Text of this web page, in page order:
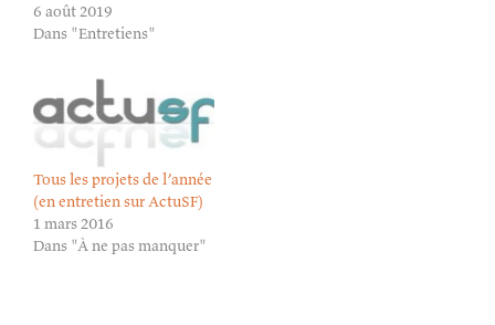
6 août 2019
Dans "Entretiens"
Tous les projets de l’année
(en entretien sur ActuSF)
1 mars 2016
Dans "À ne pas manquer"